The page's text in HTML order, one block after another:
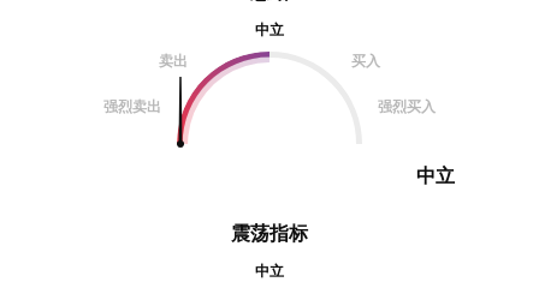
震荡指标
中立
中立
卖出
买入
强烈卖出 强烈买入
中立